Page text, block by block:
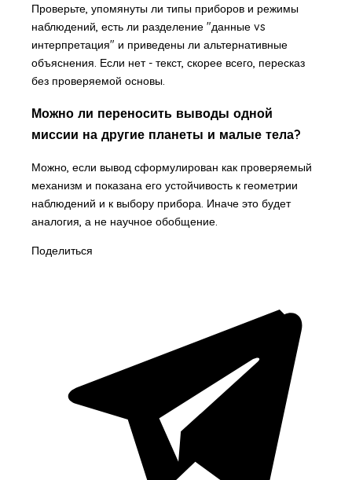
Проверьте, упомянуты ли типы приборов и режимы
наблюдений, есть ли разделение "данные vs
интерпретация" и приведены ли альтернативные
объяснения. Если нет - текст, скорее всего, пересказ
без проверяемой основы.
Можно ли переносить выводы одной
миссии на другие планеты и малые тела?
Можно, если вывод сформулирован как проверяемый
механизм и показана его устойчивость к геометрии
наблюдений и к выбору прибора. Иначе это будет
аналогия, а не научное обобщение.
Поделиться